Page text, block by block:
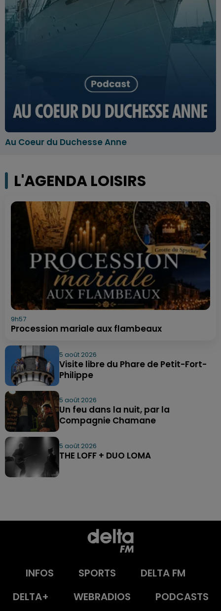
Au Coeur du Duchesse Anne
L'AGENDA LOISIRS
9h57
Procession mariale aux flambeaux
5 août 2026
Visite libre du Phare de Petit-Fort-
Philippe
5 août 2026
Un feu dans la nuit, par la
Compagnie Chamane
5 août 2026
THE LOFF + DUO LOMA
INFOS SPORTS
DELTA FM
DELTA+
WEBRADIOS PODCASTS